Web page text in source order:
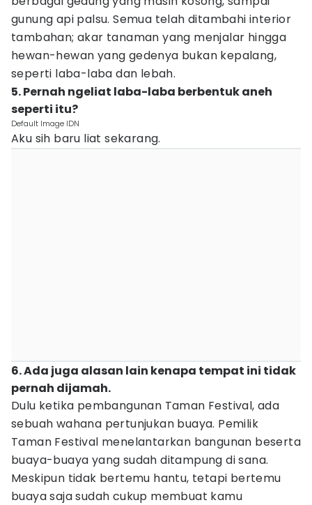
gunung api palsu. Semua telah ditambahi interior
tambahan; akar tanaman yang menjalar hingga
hewan-hewan yang gedenya bukan kepalang,
seperti laba-laba dan lebah.
5. Pernah ngeliat laba-laba berbentuk aneh
seperti itu?
Default Image IDN
Aku sih baru liat sekarang.
6. Ada juga alasan lain kenapa tempat ini tidak
pernah dijamah.
Dulu ketika pembangunan Taman Festival, ada
sebuah wahana pertunjukan buaya. Pemilik
Taman Festival menelantarkan bangunan beserta
buaya-buaya yang sudah ditampung di sana.
Meskipun tidak bertemu hantu, tetapi bertemu
buaya saja sudah cukup membuat kamu